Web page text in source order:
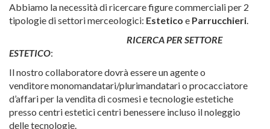
Abbiamo la necessità di ricercare figure commerciali per 2
tipologie di settori merceologici: Estetico e Parrucchieri.
RICERCA PER SETTORE
ESTETICO:
Il nostro collaboratore dovrà essere un agente o
venditore monomandatari/plurimandatari o procacciatore
d’affari per la vendita di cosmesi e tecnologie estetiche
presso centri estetici centri benessere incluso il noleggio
delle tecnologie.